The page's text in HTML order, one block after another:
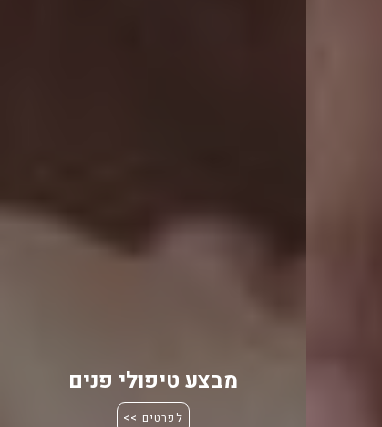
מבצע טיפולי פנים
לפרטים >>